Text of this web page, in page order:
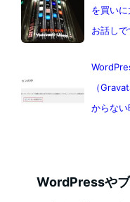
を買い
お話しで
（
からな
WordPressや